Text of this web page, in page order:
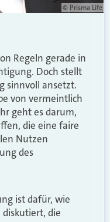
© Prisma Life
Regeln gerade in
Doch stellt
sinnvoll ansetzt.
von vermeintlich
geht es darum,
die eine faire
Nutzen
des
ist dafür, wie
die